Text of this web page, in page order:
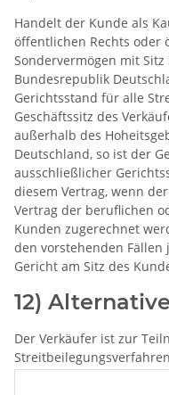
Handelt der Kunde als
öffentlichen Rechts oder
Sondervermögen mit
Bundesrepublik
Gerichtsstand für alle
Geschäftssitz des
außerhalb des
Deutschland, so ist der
ausschließlicher
diesem Vertrag, wenn
Vertrag der beruflichen
Kunden zugerechnet
den vorstehenden Fällen
Gericht am Sitz des
12)
Der Verkäufer ist zur